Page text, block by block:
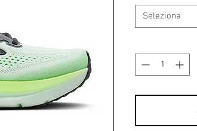
Seleziona